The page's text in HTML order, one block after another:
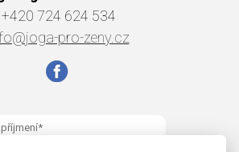
+420 724 624 534
pro-zeny.cz